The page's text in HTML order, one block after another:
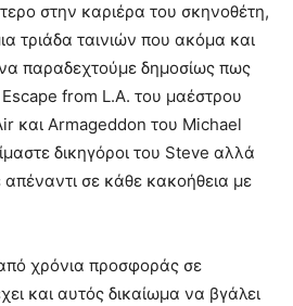
στην καριέρα του σκηνοθέτη,
τριάδα ταινιών που ακόμα και
παραδεχτούμε δημοσίως πως
from L.A. του μαέστρου
και Armageddon του Michael
δικηγόροι του Steve αλλά
σε κάθε κακοήθεια με
χρόνια προσφοράς σε
και αυτός δικαίωμα να βγάλει